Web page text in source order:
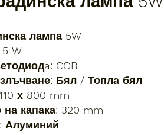
лампа 5W
W
COB
Бял / Топла бял
х 800 mm
капака: 320 mm
Алуминий